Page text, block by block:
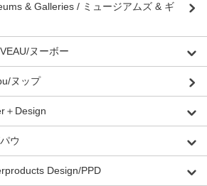
& Galleries / ミュージアムズ & ギ
ヌーボー
ヌップ
＋Design
ウ
Design/PPD